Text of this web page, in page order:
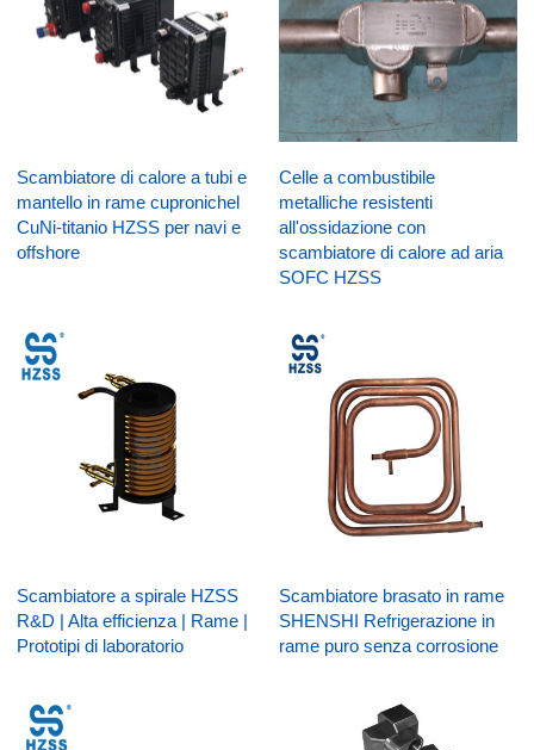
Scambiatore di calore a tubi e
mantello in rame cupronichel
CuNi-titanio HZSS per navi e
offshore
Celle a combustibile
metalliche resistenti
all'ossidazione con
scambiatore di calore ad aria
SOFC HZSS
Scambiatore a spirale HZSS
R&D | Alta efficienza | Rame |
Prototipi di laboratorio
Scambiatore brasato in rame
SHENSHI Refrigerazione in
rame puro senza corrosione